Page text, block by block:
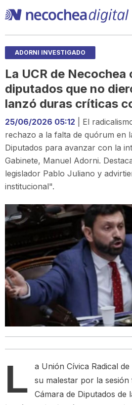
ADORNI INVESTIGADO
La UCR de
diputados que no
lanzó duras críticas
25/06/2026 05:12 | El
rechazo a la falta de quórum en
Diputados para avanzar con la
Gabinete, Manuel Adorni.
legislador Pablo Juliano y
institucional".
L
a Unión Cívica Radical
su malestar por la
Cámara de Diputados de